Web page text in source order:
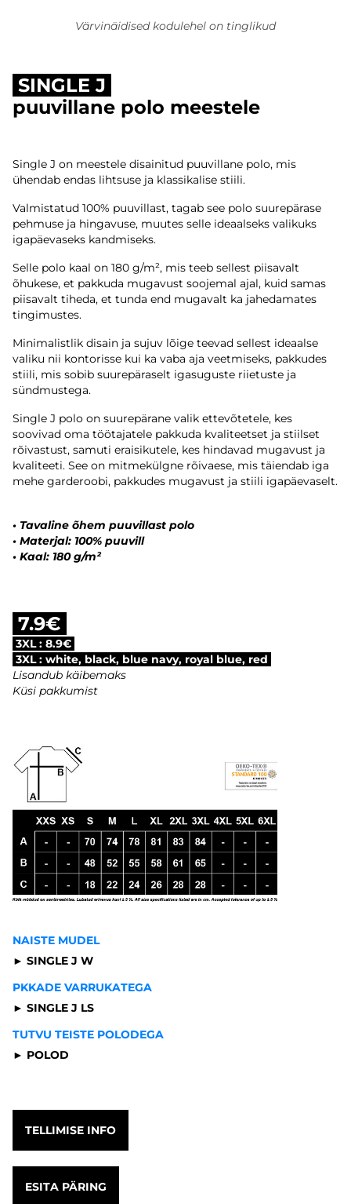
Värvinäidised kodulehel on tinglikud
SINGLE J
puuvillane polo meestele
Single J on meestele disainitud puuvillane polo, mis
ühendab endas lihtsuse ja klassikalise stiili.
Valmistatud 100% puuvillast, tagab see polo suurepärase
pehmuse ja hingavuse, muutes selle ideaalseks valikuks
igapäevaseks kandmiseks.
Selle polo kaal on 180 g/m², mis teeb sellest piisavalt
õhukese, et pakkuda mugavust soojemal ajal, kuid samas
piisavalt tiheda, et tunda end mugavalt ka jahedamates
tingimustes.
Minimalistlik disain ja sujuv lõige teevad sellest ideaalse
valiku nii kontorisse kui ka vaba aja veetmiseks, pakkudes
stiili, mis sobib suurepäraselt igasuguste riietuste ja
sündmustega.
Single J polo on suurepärane valik ettevõtetele, kes
soovivad oma töötajatele pakkuda kvaliteetset ja stiilset
rõivastust, samuti eraisikutele, kes hindavad mugavust ja
kvaliteeti. See on mitmekülgne rõivaese, mis täiendab iga
mehe garderoobi, pakkudes mugavust ja stiili igapäevaselt.
• Tavaline õhem puuvillast polo
• Materjal: 100% puuvill
• Kaal: 180 g/m²
7.9€
3XL : 8.9€
3XL : white, black, blue navy, royal blue, red
Lisandub käibemaks
Küsi pakkumist
NAISTE MUDEL
► SINGLE J W
PKKADE VARRUKATEGA
► SINGLE J LS
TUTVU TEISTE POLODEGA
► POLOD
TELLIMISE INFO
ESITA PÄRING